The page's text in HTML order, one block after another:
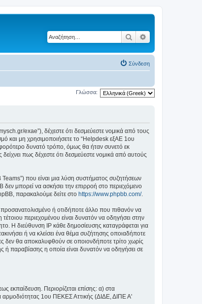
Αναζήτηση
Σύνδεση
Γλώσσα:
exae”), δέχεστε ότι δεσμεύεστε νομικά από τους
και μη χρησιμοποιήσετε το “Helpdesk εξΑΕ 1ου
δυνατό τρόπο, όμως θα ήταν συνετό εκ
πως δέχεστε ότι δεσμεύεστε νομικά από αυτούς
Teams”) που είναι μια λύση συστήματος συζητήσεων
μπορεί να ασκήσει την επιρροή στο περιεχόμενο
παρακαλούμε δείτε στο https://www.phpbb.com/.
ή οτιδήποτε άλλο που πιθανόν να
περιεχομένου είναι δυνατόν να οδηγήσει στην
Η διεύθυνση IP κάθε δημοσίευσης καταγράφεται για
ή να κλείσει ένα θέμα συζήτησης οποιαδήποτε
δεν θα αποκαλυφθούν σε οποιονδήποτε τρίτο χωρίς
παραβίασης η οποία είναι δυνατόν να οδηγήσει σε
εκπαίδευση. Περιορίζεται επίσης: α) στα
1ου ΠΕΚΕΣ Αττικής (ΔΙΔΕ, ΔΙΠΕ Α'